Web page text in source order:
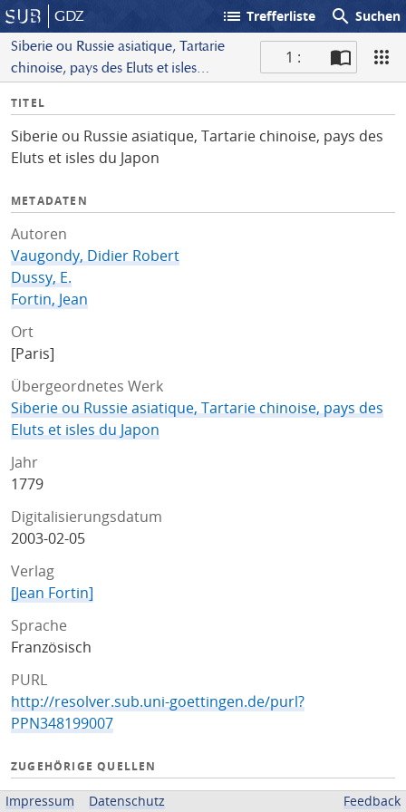
GDZ list Trefferliste search Suchen
Siberie ou Russie asiatique, Tartarie
chinoise, pays des Eluts et isles
1 :
I
f
o
TITEL
Siberie ou Russie asiatique, Tartarie chinoise, pays des
Eluts et isles du Japon
METADATEN
Autoren
Vaugondy, Didier Robert
Dussy, E.
Fortin, Jean
Ort
[Paris]
Übergeordnetes Werk
Siberie ou Russie asiatique, Tartarie chinoise, pays des
Eluts et isles du Japon
Jahr
1779
Digitalisierungsdatum
2003-02-05
Verlag
[Jean Fortin]
Sprache
Französisch
PURL
http://resolver.sub.uni-goettingen.de/purl?
PPN348199007
ZUGEHÖRIGE QUELLEN
OPAC
Impressum Datenschutz Feedback